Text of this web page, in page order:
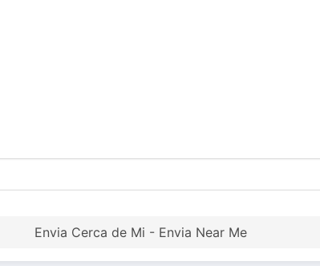
Envia Cerca de Mi - Envia Near Me